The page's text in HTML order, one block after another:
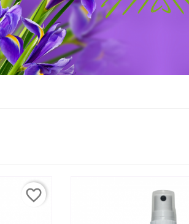
favorite_border